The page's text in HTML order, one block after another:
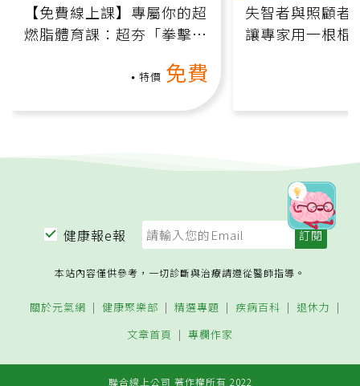
【免費線上課】專屬你的超
燃脂體育課：超夯「拳擊有
特價 免費
失智者與照顧者
讓專家用一根棍
健康報e報
本站內容僅供參考，一切診斷與治療請遵從醫師指導。
關於元氣網 健康聚樂部 精選專題 疾病百科
退休力
文章首頁
專欄作家
聯合線上公司 著作權所有 2022